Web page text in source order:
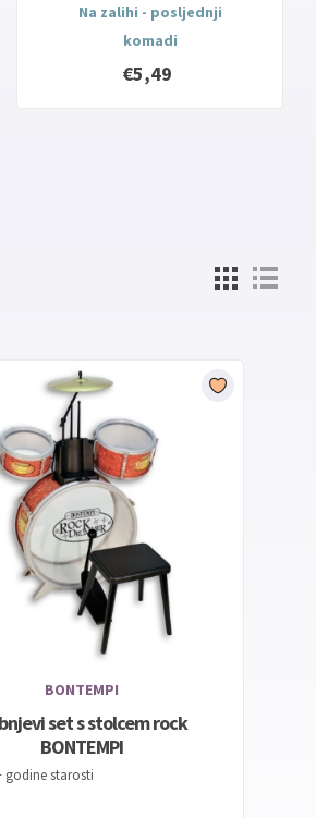
Na zalihi - posljednji
komadi
€5,49
BONTEMPI
set s stolcem rock
BONTEMPI
godine starosti